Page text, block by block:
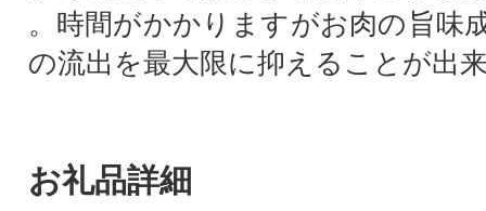
。時間がかかりますがお肉の旨味
の流出を最大限に抑えることが出
お礼品詳細